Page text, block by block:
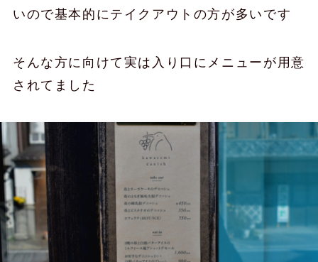
いので基本的にテイクアウトの方が多いです
そんな方に向けて実は入り口にメニューが用意
されてました